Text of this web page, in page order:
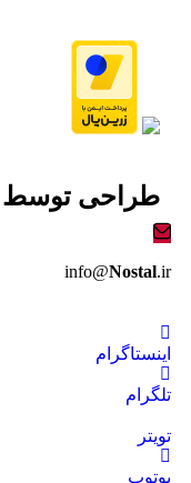
طراحی توسط
info@Nostal.ir
اینستاگرام
تلگرام
تویتر
یوتوپ